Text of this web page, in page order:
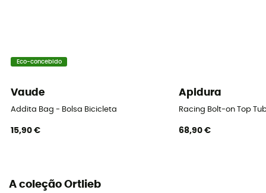
Eco-concebido
Vaude
Addita Bag - Bolsa Bicicleta
15,90 €
Apidura
Racing Bolt-on Top
68,90 €
A coleção Ortlieb